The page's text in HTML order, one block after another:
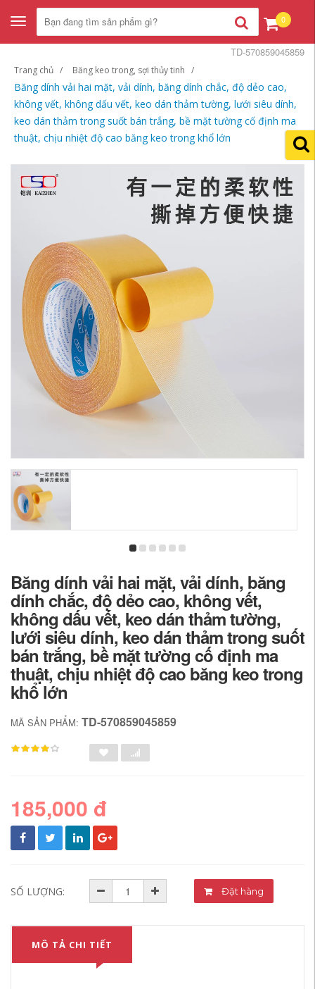
Toggle
navigation
0
Trang chủ Băng keo trong, sợi thủy tinh
Băng dính vải hai mặt, vải dính, băng dính chắc, độ dẻo cao,
không vết, không dấu vết, keo dán thảm tường, lưới siêu dính,
keo dán thảm trong suốt bán trắng, bề mặt tường cố định ma
thuật, chịu nhiệt độ cao băng keo trong khổ lớn
TD-570859045859
Băng dính vải hai mặt, vải dính, băng
dính chắc, độ dẻo cao, không vết,
không dấu vết, keo dán thảm tường,
lưới siêu dính, keo dán thảm trong suốt
bán trắng, bề mặt tường cố định ma
thuật, chịu nhiệt độ cao băng keo trong
khổ lớn
MÃ SẢN PHẨM: TD-570859045859
185,000 đ
SỐ LƯỢNG: Đặt hàng
MÔ TẢ CHI TIẾT